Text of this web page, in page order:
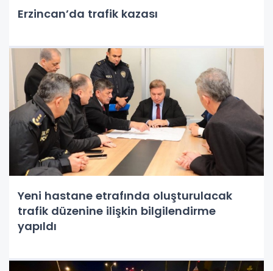
Erzincan’da trafik kazası
Yeni hastane etrafında oluşturulacak
trafik düzenine ilişkin bilgilendirme
yapıldı